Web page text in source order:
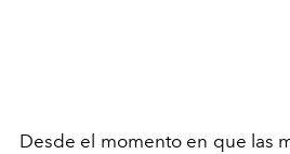
Desde el momento en que las